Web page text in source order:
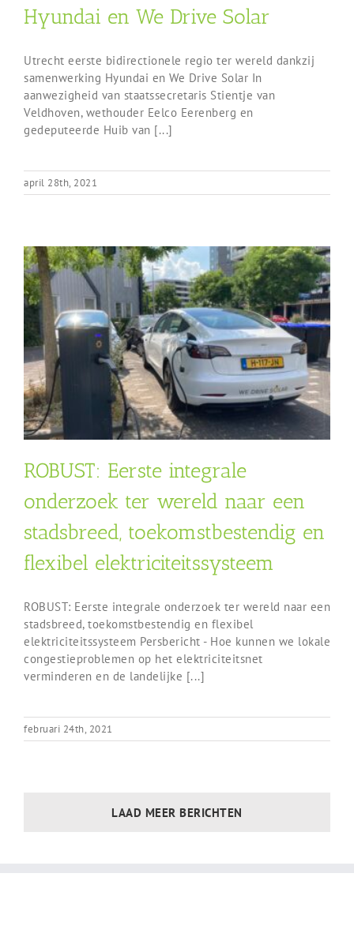
Hyundai en We Drive Solar
Utrecht eerste bidirectionele regio ter wereld dankzij
samenwerking Hyundai en We Drive Solar In
aanwezigheid van staatssecretaris Stientje van
Veldhoven, wethouder Eelco Eerenberg en
gedeputeerde Huib van [...]
april 28th, 2021
ROBUST: Eerste integrale
onderzoek ter wereld naar een
stadsbreed, toekomstbestendig en
flexibel elektriciteitssysteem
ROBUST: Eerste integrale onderzoek ter wereld naar een
stadsbreed, toekomstbestendig en flexibel
elektriciteitssysteem Persbericht - Hoe kunnen we lokale
congestieproblemen op het elektriciteitsnet
verminderen en de landelijke [...]
februari 24th, 2021
LAAD MEER BERICHTEN